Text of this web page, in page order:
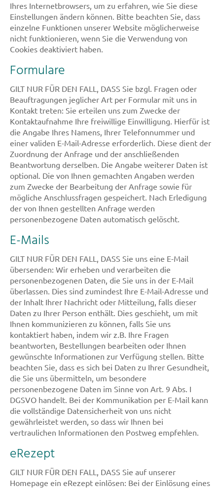
Ihres Internetbrowsers, um zu erfahren, wie Sie diese
Einstellungen ändern können. Bitte beachten Sie, dass
einzelne Funktionen unserer Website möglicherweise
nicht funktionieren, wenn Sie die Verwendung von
Cookies deaktiviert haben.
Formulare
GILT NUR FÜR DEN FALL, DASS Sie bzgl. Fragen oder
Beauftragungen jeglicher Art per Formular mit uns in
Kontakt treten: Sie erteilen uns zum Zwecke der
Kontaktaufnahme Ihre freiwillige Einwilligung. Hierfür ist
die Angabe Ihres Namens, Ihrer Telefonnummer und
einer validen E-Mail-Adresse erforderlich. Diese dient der
Zuordnung der Anfrage und der anschließenden
Beantwortung derselben. Die Angabe weiterer Daten ist
optional. Die von Ihnen gemachten Angaben werden
zum Zwecke der Bearbeitung der Anfrage sowie für
mögliche Anschlussfragen gespeichert. Nach Erledigung
der von Ihnen gestellten Anfrage werden
personenbezogene Daten automatisch gelöscht.
E-Mails
GILT NUR FÜR DEN FALL, DASS Sie uns eine E-Mail
übersenden: Wir erheben und verarbeiten die
personenbezogenen Daten, die Sie uns in der E-Mail
überlassen. Dies sind zumindest Ihre E-Mail-Adresse und
der Inhalt Ihrer Nachricht oder Mitteilung, falls dieser
Daten zu Ihrer Person enthält. Dies geschieht, um mit
Ihnen kommunizieren zu können, falls Sie uns
kontaktiert haben, indem wir z.B. Ihre Fragen
beantworten, Bestellungen bearbeiten oder Ihnen
gewünschte Informationen zur Verfügung stellen. Bitte
beachten Sie, dass es sich bei Daten zu Ihrer Gesundheit,
die Sie uns übermitteln, um besondere
personenbezogene Daten im Sinne von Art. 9 Abs. I
DGSVO handelt. Bei der Kommunikation per E-Mail kann
die vollständige Datensicherheit von uns nicht
gewährleistet werden, so dass wir Ihnen bei
vertraulichen Informationen den Postweg empfehlen.
eRezept
GILT NUR FÜR DEN FALL, DASS Sie auf unserer
Homepage ein eRezept einlösen: Bei der Einlösung eines